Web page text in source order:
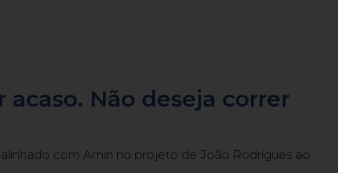
Não deseja correr
com Amin no projeto de João Rodrigues ao